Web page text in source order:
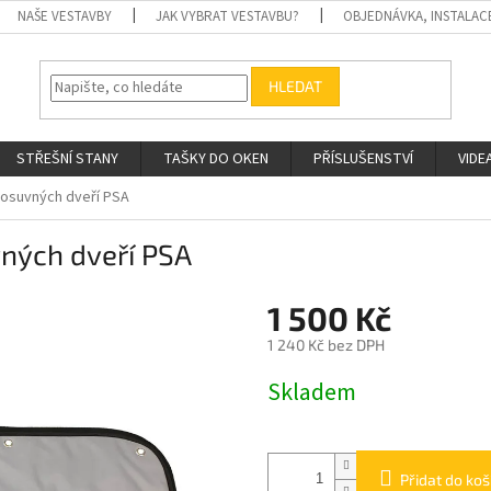
NAŠE VESTAVBY JAK VYBRAT VESTAVBU? OBJEDNÁVKA,
HLEDAT
STŘEŠNÍ STANY TAŠKY DO OKEN PŘÍSLUŠENSTVÍ
dveří PSA
dveří PSA
1 500 Kč
1 240 Kč bez DPH
cena:
Skladem
Přidat do